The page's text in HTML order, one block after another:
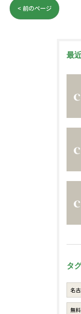
< 前のページ
最
タ
名
無